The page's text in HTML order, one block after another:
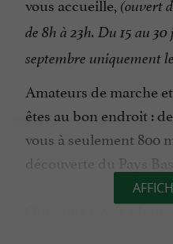
(ouvert
de 8h à 23h. Du 15 au
septembre uniquement
Amateurs de marche
êtes au bon endroit :
vous à seulement 800
découverte du Pays
Que vous soyez